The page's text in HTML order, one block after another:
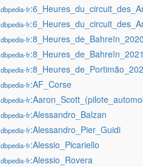
dbpedia-fr
dbpedia-fr
dbpedia-fr
dbpedia-fr
dbpedia-fr
dbpedia-fr:AF_Corse
dbpedia-fr
dbpedia-fr:Alessandro_Balzan
dbpedia-fr:Alessandro_Pier_Guidi
dbpedia-fr:Alessio_Picariello
dbpedia-fr:Alessio_Rovera